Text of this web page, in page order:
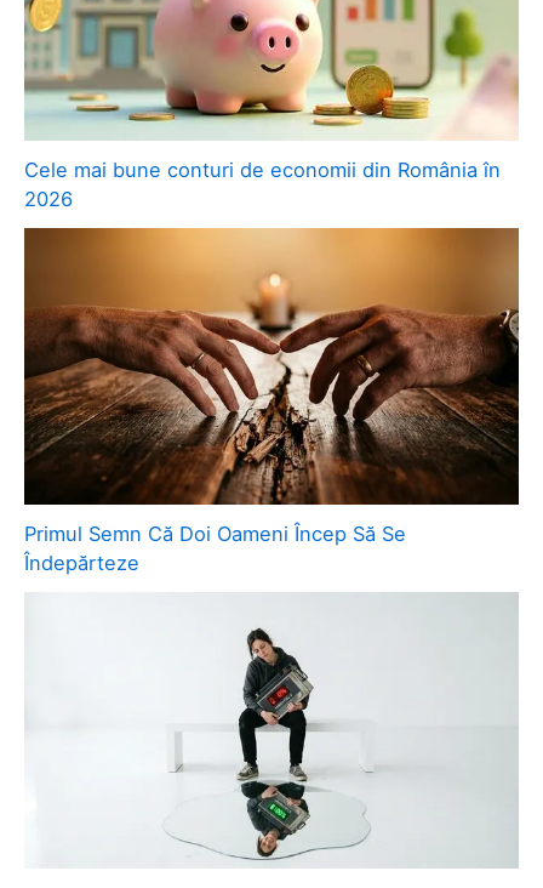
Cele mai bune conturi de economii din România în
2026
Primul Semn Că Doi Oameni Încep Să Se
Îndepărteze